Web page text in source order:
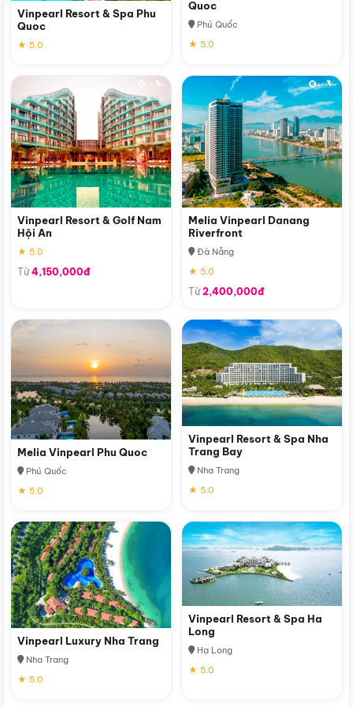
Vinpearl Resort & Spa Phu
Quoc
★ 5.0
Quoc
Phú Quốc
★ 5.0
Vinpearl Resort & Golf Nam
Hội An
★ 5.0
Từ4,150,000đ
Melia Vinpearl Danang
Riverfront
Đà Nẵng
★ 5.0
Từ2,400,000đ
Melia Vinpearl Phu Quoc
Phú Quốc
★ 5.0
Vinpearl Resort & Spa Nha
Trang Bay
Nha Trang
★ 5.0
Vinpearl Luxury Nha Trang
Nha Trang
★ 5.0
Vinpearl Resort & Spa Ha
Long
Hạ Long
★ 5.0